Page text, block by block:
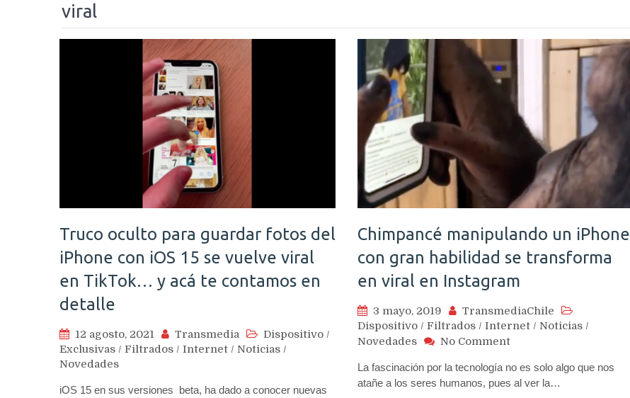
viral
Truco oculto para guardar fotos del
iPhone con iOS 15 se vuelve viral
en TikTok… y acá te contamos en
detalle
12 agosto, 2021 Transmedia Dispositivo /
Exclusivas / Filtrados / Internet / Noticias /
Novedades
iOS 15 en sus versiones beta, ha dado a conocer nuevas
Chimpancé manipulando un iPhone
con gran habilidad se transforma
en viral en Instagram
3 mayo, 2019
TransmediaChile
Dispositivo / Filtrados / Internet / Noticias /
Novedades
No Commenton
manipulando
un
La fascinación por la tecnología no es solo algo que nos
atañe a los seres humanos, pues al ver la…